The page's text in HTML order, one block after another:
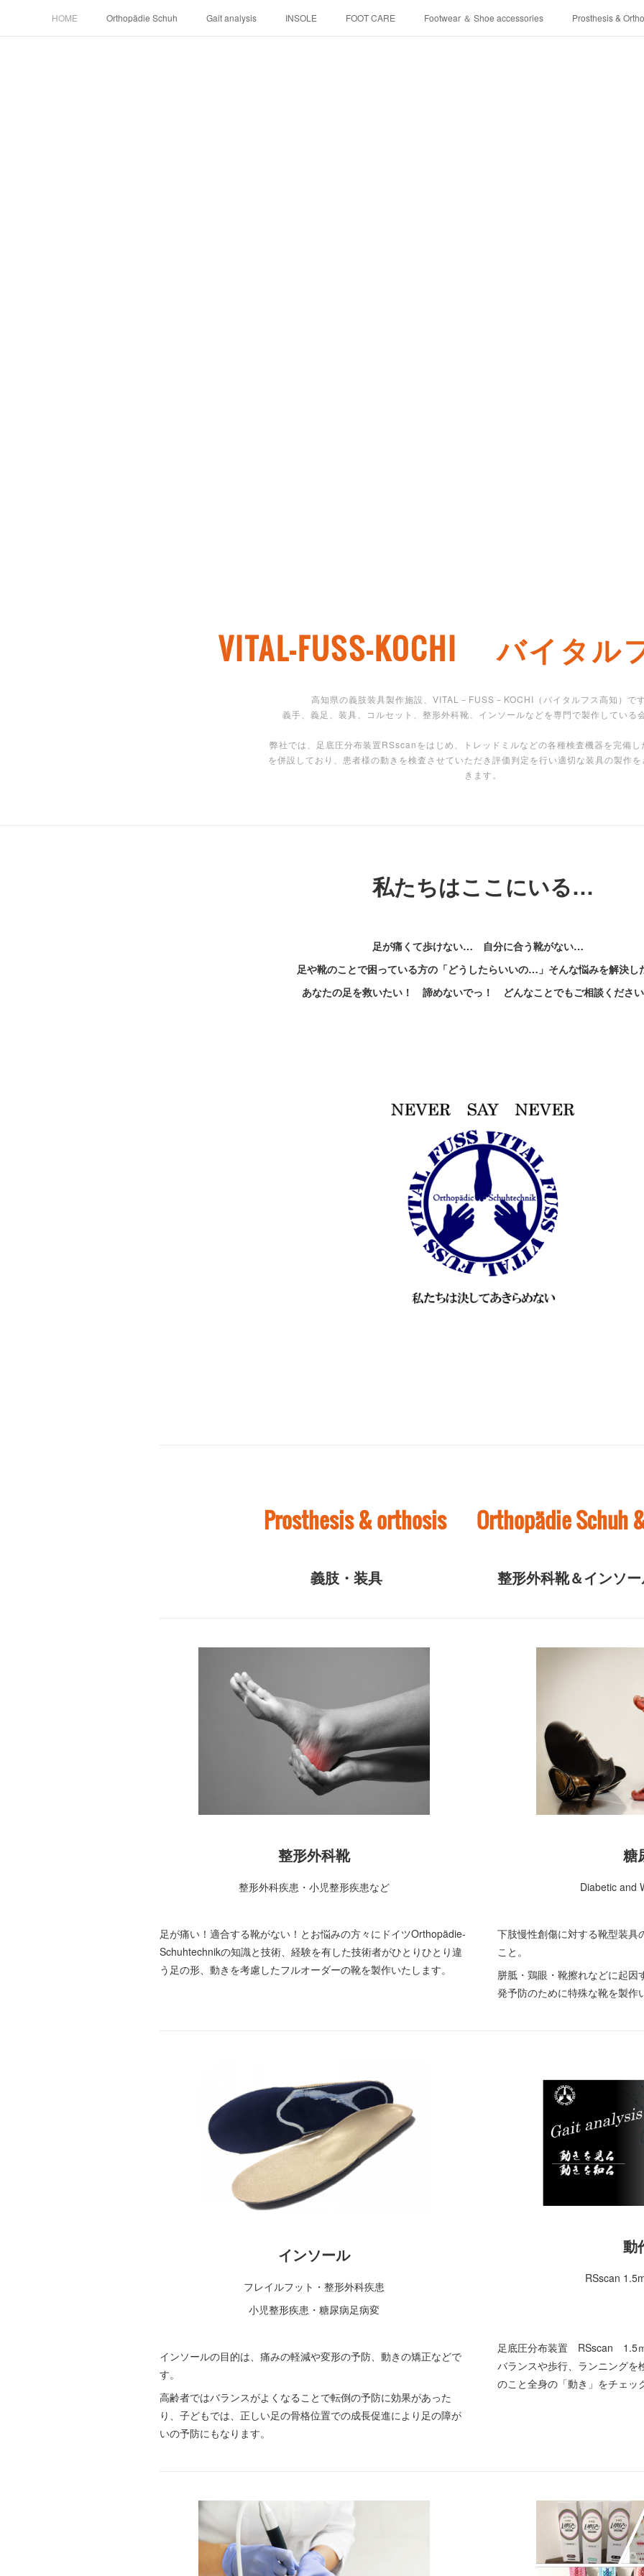
HOME Orthopädie Schuh Gait analysis INSOLE FOOT CARE Footwear ＆ Shoe accessories Prosthesis &
VITAL-FUSS-KOCHI バイタル
高知県の義肢装具製作施設、VITAL－FUSS－KOCHI（バイタルフス高知）です
義手、義足、装具、コルセット、整形外科靴、インソールなどを専門で製作している会
弊社では、足底圧分布装置RSscanをはじめ、トレッドミルなどの各種検査機器を完備し
を併設しており、患者様の動きを検査させていただき評価判定を行い適切な装具の製作
きます。
私たちはここにいる…
足が痛くて歩けない… 自分に合う靴がない…
足や靴のことで困っている方の「どうしたらいいの…」 そんな悩みを解決し
あなたの足を救いたい！ 諦めないでっ！ どんなことでもご相談ください
Prosthesis & orthosis Orthopädie Schuh
義肢・装具 整形外科靴＆インソー
整形外科靴
整形外科疾患・小児整形疾患など
足が痛い！適合する靴がない！とお悩みの方々にドイツOrthopädie-
Schuhtechnikの知識と技術、経験を有した技術者がひとりひとり違
う足の形、動きを考慮したフルオーダーの靴を製作いたします。
糖
Diabetic and
下肢慢性創傷に対する靴型装具
こと。
胼胝・鶏眼・靴擦れなどに起
発予防のために特殊な靴を製作
インソール
フレイルフット・整形外科疾患
小児整形疾患・糖尿病足病変
インソールの目的は、痛みの軽減や変形の予防、動きの矯正などで
す。
高齢者ではバランスがよくなることで転倒の予防に効果があった
り、子どもでは、正しい足の骨格位置での成長促進により足の障が
いの予防にもなります。
動
RSscan
足底圧分布装置 RSscan 1.5
バランスや歩行、ランニングを
のこと全身の「動き」をチェッ